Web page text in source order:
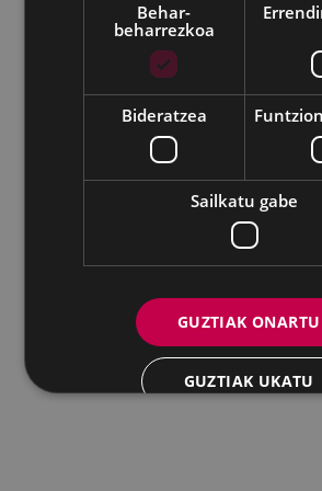
Udalaren sare sozial
Eibarko Andretxea - Isasi kalea, 11
Andretxea: 943 54 39 38
andretxea@eibar.eus
IFZ: P2003100A | DIR3
Behar-
beharrezkoa
Bideratzea
Sailkatu gabe
GUZTIAK ONARTU
GUZTIAK UKATU